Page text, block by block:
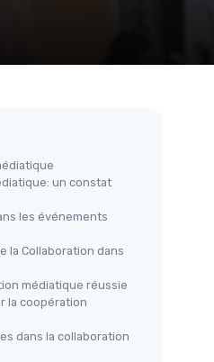
un constat
les événements
la Collaboration dans
médiatique réussie
la coopération
dans la collaboration